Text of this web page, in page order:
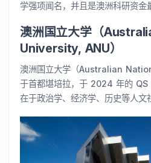
学强项闻名，并且是澳洲科研资金
澳洲国立大学（
University, ANU）
澳洲国立大学（Australian
于首都堪培拉，于 2024 年的 QS
在于政治学、经济学、历史等人文